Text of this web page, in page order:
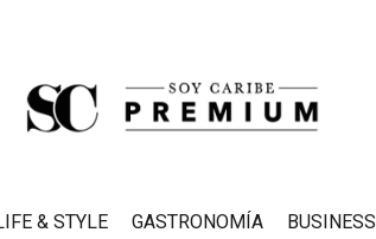
& STYLE GASTRONOMÍA BUSINESS